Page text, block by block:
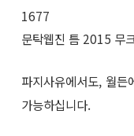
1677
문탁웹진 틈 2015 무
파지사유에서도, 월
가능하십니다.